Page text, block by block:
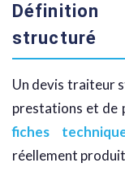
structuré
Un devis traiteur
prestations et de
fiches
réellement